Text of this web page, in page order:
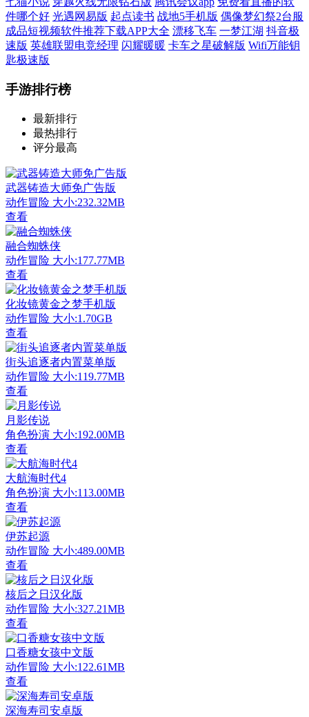
件哪个好 光遇网易版 起点读书 战地5手机版 偶像梦幻祭2台服
成品短视频软件推荐下载APP大全 漂移飞车 一梦江湖 抖音极
速版 英雄联盟电竞经理 闪耀暖暖 卡车之星破解版 Wifi万能钥
匙极速版
手游排行榜
最新排行
最热排行
评分最高
武器铸造大师免广告版
动作冒险 大小:232.32MB
查看
融合蜘蛛侠
动作冒险 大小:177.77MB
查看
化妆镜黄金之梦手机版
动作冒险 大小:1.70GB
查看
街头追逐者内置菜单版
动作冒险 大小:119.77MB
查看
月影传说
角色扮演 大小:192.00MB
查看
大航海时代4
角色扮演 大小:113.00MB
查看
伊苏起源
动作冒险 大小:489.00MB
查看
核后之日汉化版
动作冒险 大小:327.21MB
查看
口香糖女孩中文版
动作冒险 大小:122.61MB
查看
深海寿司安卓版